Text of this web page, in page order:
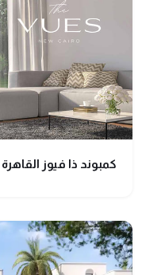
كمبوند ذا فيوز